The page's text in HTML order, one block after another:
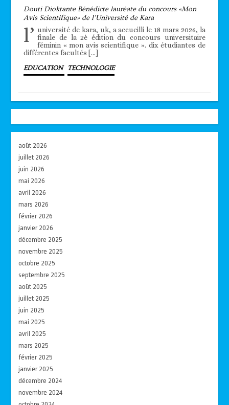
Douti Dioktante Bénédicte lauréate du concours «Mon
Avis Scientifique» de l’Université de Kara
l’ université de kara, uk, a accueilli le 18 mars 2026, la
finale de la 2è édition du concours universitaire
féminin « mon avis scientifique ». dix étudiantes de
différentes facultés […]
EDUCATION TECHNOLOGIE
août 2026
juillet 2026
juin 2026
mai 2026
avril 2026
mars 2026
février 2026
janvier 2026
décembre 2025
novembre 2025
octobre 2025
septembre 2025
août 2025
juillet 2025
juin 2025
mai 2025
avril 2025
mars 2025
février 2025
janvier 2025
décembre 2024
novembre 2024